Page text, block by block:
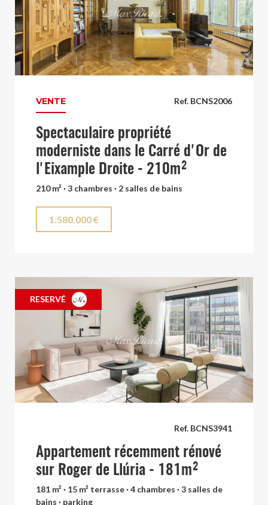
Ref. BCNS2006
VENTE
Spectaculaire propriété
moderniste dans le Carré d'Or de
l'Eixample Droite - 210m²
210 m² · 3 chambres · 2 salles de bains
1.580.000 €
RESERVÉ
Ref. BCNS3941
Appartement récemment rénové
sur Roger de Llúria - 181m²
181 m² · 15 m² terrasse · 4 chambres · 3 salles de
bains · parking